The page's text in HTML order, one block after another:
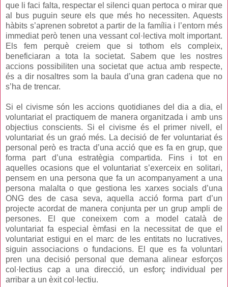
que li faci falta, respectar el silenci quan pertoca o mirar que
al bus puguin seure els que més ho necessiten. Aquests
hàbits s’aprenen sobretot a partir de la família i l’entorn més
immediat però tenen una vessant col·lectiva molt important.
Els fem perquè creiem que si tothom els compleix,
beneficiaran a tota la societat. Sabem que les nostres
accions possibiliten una societat que actua amb respecte,
és a dir nosaltres som la baula d’una gran cadena que no
s’ha de trencar.
Si el civisme són les accions quotidianes del dia a dia, el
voluntariat el practiquem de manera organitzada i amb uns
objectius conscients. Si el civisme és el primer nivell, el
voluntariat és un graó més. La decisió de fer voluntariat és
personal però es tracta d’una acció que es fa en grup, que
forma part d’una estratègia compartida. Fins i tot en
aquelles ocasions que el voluntariat s’exerceix en solitari,
pensem en una persona que fa un acompanyament a una
persona malalta o que gestiona les xarxes socials d’una
ONG des de casa seva, aquella acció forma part d’un
projecte acordat de manera conjunta per un grup ampli de
persones. El que coneixem com a model català de
voluntariat fa especial èmfasi en la necessitat de que el
voluntariat estigui en el marc de les entitats no lucratives,
siguin associacions o fundacions. El que es fa voluntari
pren una decisió personal que demana alinear esforços
col·lectius cap a una direcció, un esforç individual per
arribar a un èxit col·lectiu.